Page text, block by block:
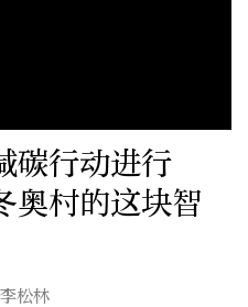
碳行动进行
奥村的这块智
松林